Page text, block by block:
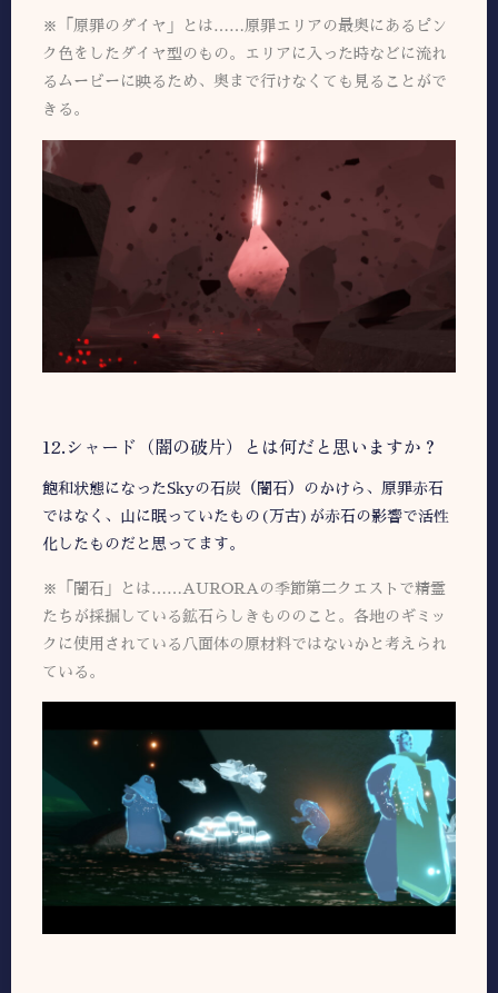
※「原罪のダイヤ」とは……原罪エリアの最奥にあるピン
ク色をしたダイヤ型のもの。エリアに入った時などに流れ
るムービーに映るため、奥まで行けなくても見ることがで
きる。
12.シャード（闇の破片）とは何だと思いますか？
飽和状態になったSkyの石炭（闇石）のかけら、原罪赤石
ではなく、山に眠っていたもの(万古)が赤石の影響で活性
化したものだと思ってます。
※「闇石」とは……AURORAの季節第二クエストで精霊
たちが採掘している鉱石らしきもののこと。各地のギミッ
クに使用されている八面体の原材料ではないかと考えられ
ている。